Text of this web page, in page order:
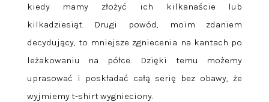
kiedy mamy złożyć ich kilkanaście lub
kilkadziesiąt. Drugi powód, moim zdaniem
decydujący, to mniejsze zgniecenia na kantach po
leżakowaniu na półce. Dzięki temu możemy
uprasować i poskładać całą serię bez obawy, że
wyjmiemy t-shirt wygnieciony.